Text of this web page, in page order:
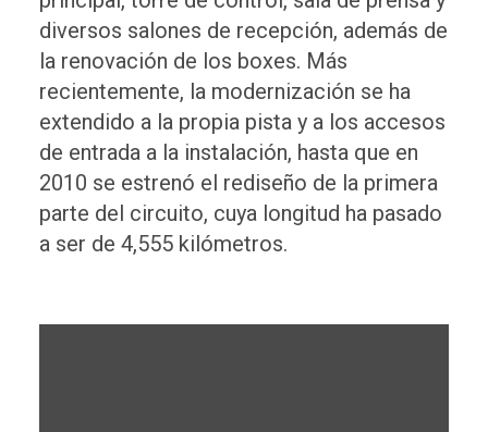
diversos salones de recepción, además de
la renovación de los boxes. Más
recientemente, la modernización se ha
extendido a la propia pista y a los accesos
de entrada a la instalación, hasta que en
2010 se estrenó el rediseño de la primera
parte del circuito, cuya longitud ha pasado
a ser de 4,555 kilómetros.